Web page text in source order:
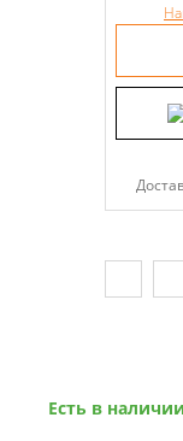
Есть в наличии